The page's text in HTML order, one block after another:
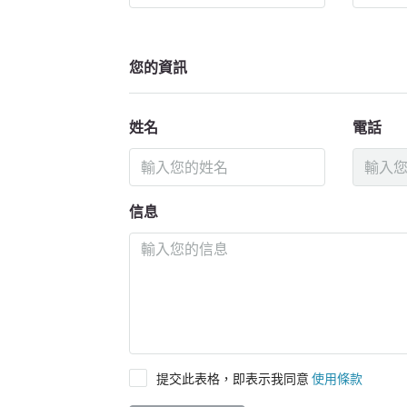
您的資訊
姓名 電話
信息
提交此表格，即表示我同意 使用條款